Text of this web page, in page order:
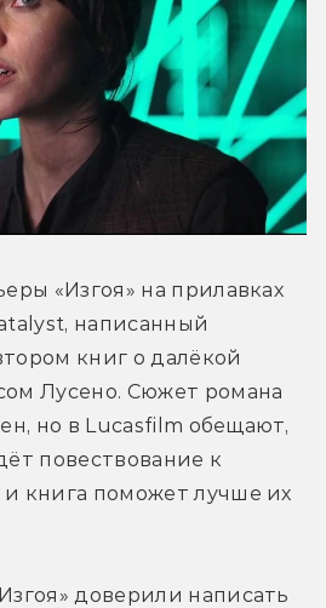
«Изгоя» на прилавках
написанный
книг о далёкой
Лусено. Сюжет романа
но в Lucasfilm обещают,
повествование к
книга поможет лучше их
доверили написать